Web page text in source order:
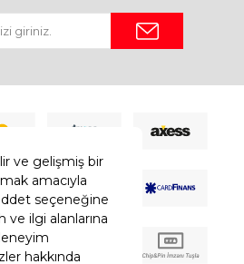
ve gelişmiş bir
amacıyla
seçeneğine
ve ilgi alanlarına
hakkında